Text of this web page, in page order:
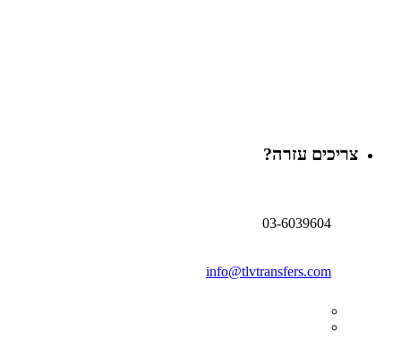
צריכים עזרה?
03-6039604
info@tlvtransfers.com